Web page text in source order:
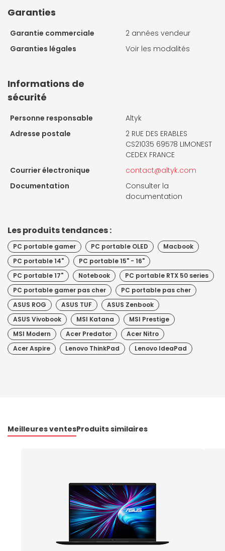
Garanties
Garantie commerciale
2 années vendeur
Garanties légales
Voir les modalités
Informations de
sécurité
Personne responsable
Altyk
Adresse postale
2 RUE DES ERABLES
CS21035 69578 LIMONEST
CEDEX FRANCE
Courrier électronique
contact@altyk.com
Documentation
Consulter la
documentation
Les produits tendances :
PC portable gamer PC portable OLED
Macbook
PC portable 14"
PC portable 15" - 16"
PC portable 17"
Notebook
PC portable RTX 50 series
PC portable gamer pas cher
PC portable pas cher
ASUS ROG
ASUS TUF
ASUS Zenbook
ASUS Vivobook
MSI Katana
MSI Prestige
MSI Modern
Acer Predator
Acer Nitro
Acer Aspire
Lenovo ThinkPad Lenovo IdeaPad
Meilleures ventesProduits similaires